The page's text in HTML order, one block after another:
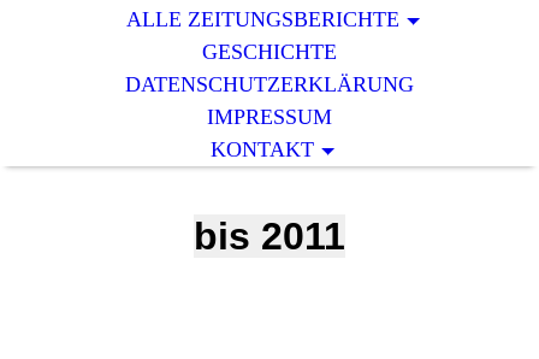
ALLE ZEITUNGSBERICHTE
GESCHICHTE
DATENSCHUTZERKLÄRUNG
IMPRESSUM
KONTAKT
bis 2011